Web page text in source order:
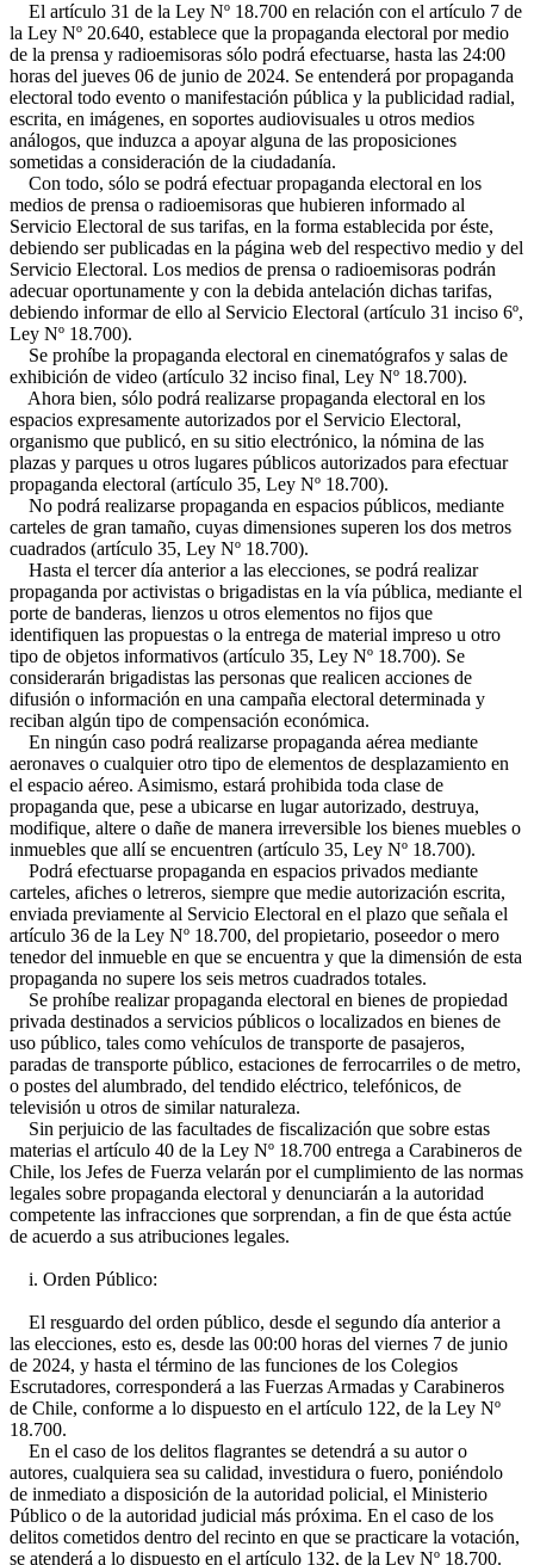
El artículo 31 de la Ley Nº 18.700 en relación con el artículo 7 de
la Ley Nº 20.640, establece que la propaganda electoral por medio
de la prensa y radioemisoras sólo podrá efectuarse, hasta las 24:00
horas del jueves 06 de junio de 2024. Se entenderá por propaganda
electoral todo evento o manifestación pública y la publicidad radial,
escrita, en imágenes, en soportes audiovisuales u otros medios
análogos, que induzca a apoyar alguna de las proposiciones
sometidas a consideración de la ciudadanía.
Con todo, sólo se podrá efectuar propaganda electoral en los
medios de prensa o radioemisoras que hubieren informado al
Servicio Electoral de sus tarifas, en la forma establecida por éste,
debiendo ser publicadas en la página web del respectivo medio y del
Servicio Electoral. Los medios de prensa o radioemisoras podrán
adecuar oportunamente y con la debida antelación dichas tarifas,
debiendo informar de ello al Servicio Electoral (artículo 31 inciso 6º,
Ley Nº 18.700).
Se prohíbe la propaganda electoral en cinematógrafos y salas de
exhibición de video (artículo 32 inciso final, Ley Nº 18.700).
Ahora bien, sólo podrá realizarse propaganda electoral en los
espacios expresamente autorizados por el Servicio Electoral,
organismo que publicó, en su sitio electrónico, la nómina de las
plazas y parques u otros lugares públicos autorizados para efectuar
propaganda electoral (artículo 35, Ley Nº 18.700).
No podrá realizarse propaganda en espacios públicos, mediante
carteles de gran tamaño, cuyas dimensiones superen los dos metros
cuadrados (artículo 35, Ley Nº 18.700).
Hasta el tercer día anterior a las elecciones, se podrá realizar
propaganda por activistas o brigadistas en la vía pública, mediante el
porte de banderas, lienzos u otros elementos no fijos que
identifiquen las propuestas o la entrega de material impreso u otro
tipo de objetos informativos (artículo 35, Ley Nº 18.700). Se
considerarán brigadistas las personas que realicen acciones de
difusión o información en una campaña electoral determinada y
reciban algún tipo de compensación económica.
En ningún caso podrá realizarse propaganda aérea mediante
aeronaves o cualquier otro tipo de elementos de desplazamiento en
el espacio aéreo. Asimismo, estará prohibida toda clase de
propaganda que, pese a ubicarse en lugar autorizado, destruya,
modifique, altere o dañe de manera irreversible los bienes muebles o
inmuebles que allí se encuentren (artículo 35, Ley Nº 18.700).
Podrá efectuarse propaganda en espacios privados mediante
carteles, afiches o letreros, siempre que medie autorización escrita,
enviada previamente al Servicio Electoral en el plazo que señala el
artículo 36 de la Ley Nº 18.700, del propietario, poseedor o mero
tenedor del inmueble en que se encuentra y que la dimensión de esta
propaganda no supere los seis metros cuadrados totales.
Se prohíbe realizar propaganda electoral en bienes de propiedad
privada destinados a servicios públicos o localizados en bienes de
uso público, tales como vehículos de transporte de pasajeros,
paradas de transporte público, estaciones de ferrocarriles o de metro,
o postes del alumbrado, del tendido eléctrico, telefónicos, de
televisión u otros de similar naturaleza.
Sin perjuicio de las facultades de fiscalización que sobre estas
materias el artículo 40 de la Ley Nº 18.700 entrega a Carabineros de
Chile, los Jefes de Fuerza velarán por el cumplimiento de las normas
legales sobre propaganda electoral y denunciarán a la autoridad
competente las infracciones que sorprendan, a fin de que ésta actúe
de acuerdo a sus atribuciones legales.
i. Orden Público:
El resguardo del orden público, desde el segundo día anterior a
las elecciones, esto es, desde las 00:00 horas del viernes 7 de junio
de 2024, y hasta el término de las funciones de los Colegios
Escrutadores, corresponderá a las Fuerzas Armadas y Carabineros
de Chile, conforme a lo dispuesto en el artículo 122, de la Ley Nº
18.700.
En el caso de los delitos flagrantes se detendrá a su autor o
autores, cualquiera sea su calidad, investidura o fuero, poniéndolo
de inmediato a disposición de la autoridad policial, el Ministerio
Público o de la autoridad judicial más próxima. En el caso de los
delitos cometidos dentro del recinto en que se practicare la votación,
se atenderá a lo dispuesto en el artículo 132, de la Ley Nº 18.700.